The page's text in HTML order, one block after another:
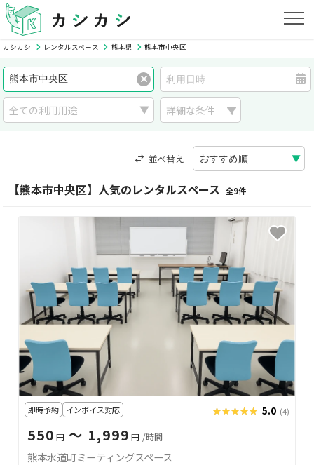
カシカシ レンタルスペース 熊本県 熊本市中央区
詳細な条件
並べ替え
【熊本市中央区】人気のレンタルスペース 全9件
即時予約 インボイス対応 ★★★★★
★★★★★ 5.0 (4)
550 円 〜 1,999 円 /時間
熊本水道町ミーティングスペース